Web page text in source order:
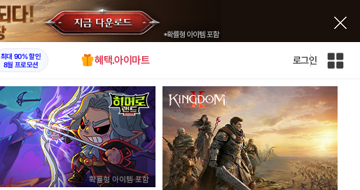
최대 90% 할인
8월 프로모션
혜택.아이마트 로그인
인
사
이
트
맵